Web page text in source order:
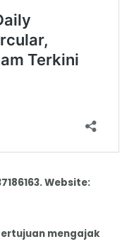
Website:
mengajak